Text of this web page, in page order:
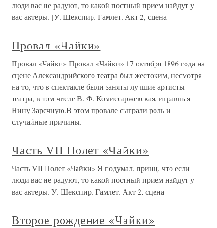
люди вас не радуют, то какой постный прием найдут у
вас актеры. [У. Шекспир. Гамлет. Акт 2, сцена
Провал «Чайки»
Провал «Чайки» Провал «Чайки» 17 октября 1896 года на
сцене Александрийского театра был жестоким, несмотря
на то, что в спектакле были заняты лучшие артисты
театра, в том числе В. Ф. Комиссаржевская, игравшая
Нину Заречную.В этом провале сыграли роль и
случайные причины.
Часть VII Полет «Чайки»
Часть VII Полет «Чайки» Я подумал, принц, что если
люди вас не радуют, то какой постный прием найдут у
вас актеры. У. Шекспир. Гамлет. Акт 2, сцена
Второе рождение «Чайки»